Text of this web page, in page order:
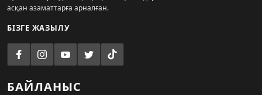
асқан азаматтарға арналған.
БІЗГЕ ЖАЗЫЛУ
БАЙЛАНЫС